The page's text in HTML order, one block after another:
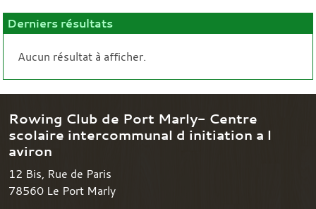
Derniers résultats
Aucun résultat à afficher.
Rowing Club de Port Marly- Centre
scolaire intercommunal d initiation a l
aviron
12 Bis, Rue de Paris
78560 Le Port Marly